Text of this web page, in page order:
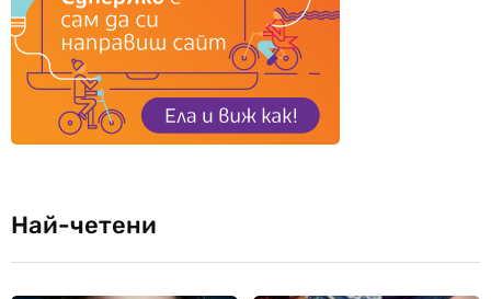
Най-четени